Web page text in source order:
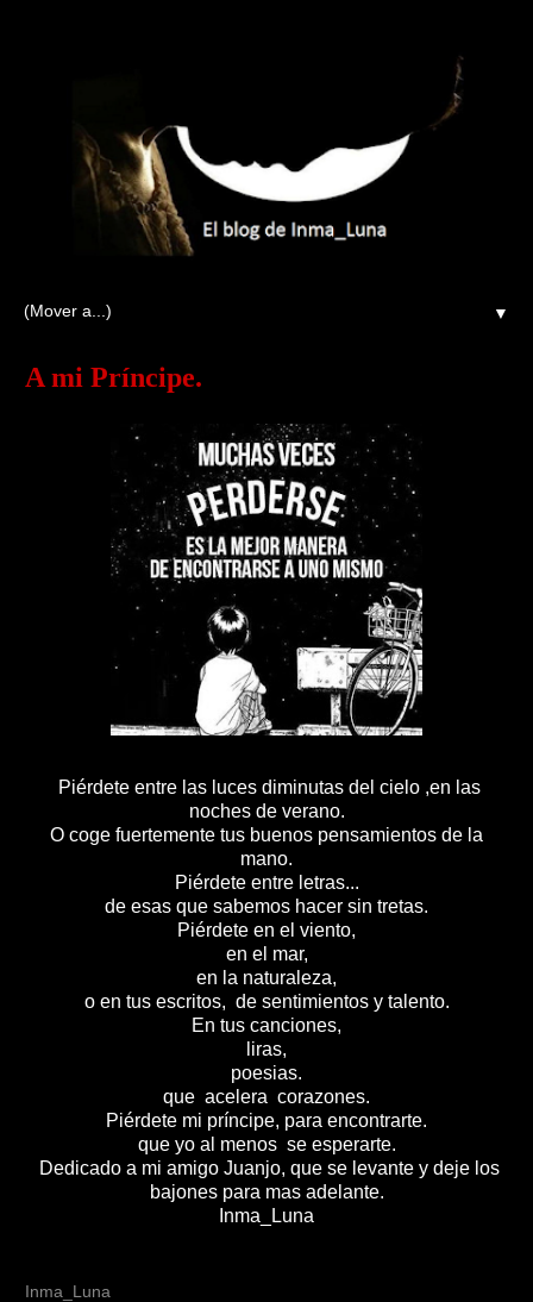
▼
A mi Príncipe.
Piérdete entre las luces diminutas del cielo ,en las
noches de verano.
O coge fuertemente tus buenos pensamientos de la
mano.
Piérdete entre letras...
de esas que sabemos hacer sin tretas.
Piérdete en el viento,
en el mar,
en la naturaleza,
o en tus escritos, de sentimientos y talento.
En tus canciones,
liras,
poesias.
que acelera corazones.
Piérdete mi príncipe, para encontrarte.
que yo al menos se esperarte.
Dedicado a mi amigo Juanjo, que se levante y deje los
bajones para mas adelante.
Inma_Luna
Inma_Luna